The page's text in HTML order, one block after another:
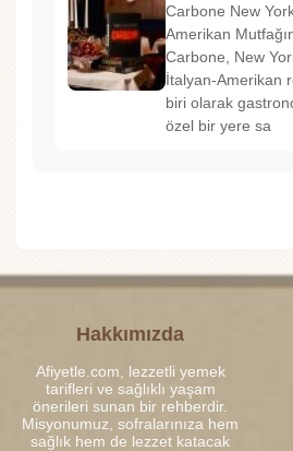
Carbone New
Amerikan
Carbone, New
İtalyan-Amerikan
biri olarak
özel bir yere sa
Hakkımızda
Afiyetle.com, lezzetli yemek
tarifleri ve sağlıklı yaşam
önerileri sunan bir rehberdir.
Misyonumuz, sofralarınıza hem
sağlık hem de lezzet katacak